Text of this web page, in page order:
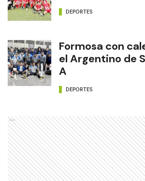
DEPORTES
Formosa con
el Argentino de
A
DEPORTES
Ads